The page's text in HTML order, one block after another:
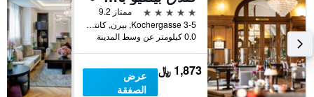
5 نجوم
ممتاز 9.2
Kochergasse 3-5, بيرن, كانتون برن, سويسرا
0.0 كيلومتر عن وسط المدينة
1,873 ﷼
عرض
الصفقة